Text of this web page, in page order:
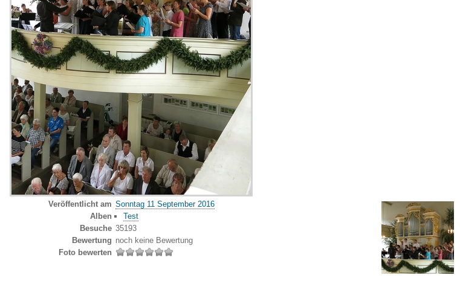
Veröffentlicht am Sonntag 11 September 2016
Alben
Test
Besuche 35193
Bewertung noch keine Bewertung
Foto bewerten